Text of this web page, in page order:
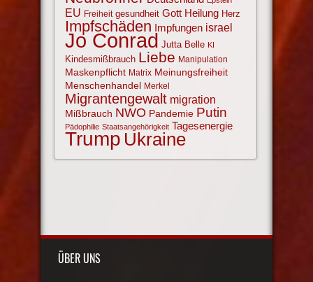
EU Freiheit gesundheit Gott Heilung Herz
Impfschäden Impfungen israel
Jo Conrad Jutta Belle KI
Kindesmißbrauch Liebe Manipulation
Maskenpflicht Matrix Meinungsfreiheit
Menschenhandel Merkel
Migrantengewalt migration
Mißbrauch NWO Pandemie Putin
Pädophilie Staatsangehörigkeit Tagesenergie
Trump Ukraine
ÜBER UNS